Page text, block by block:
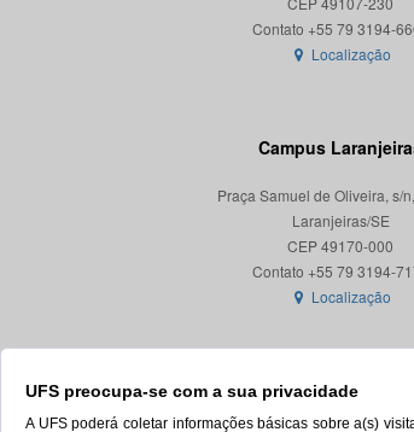
UFS preocupa-se com a sua privacidade
A UFS poderá coletar informações básicas sobre a(s)
Localização
Campus
Praça Samuel de Oliveira, s/
Laranjeiras/SE
CEP 49170-000
Localização